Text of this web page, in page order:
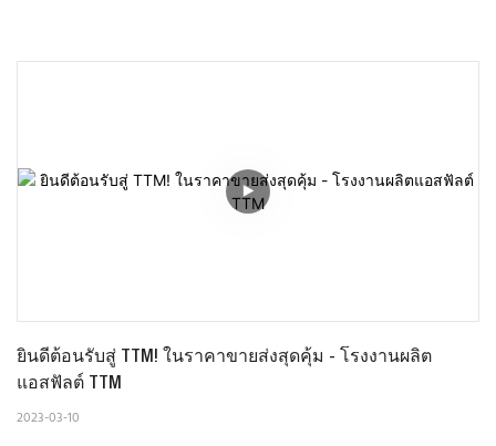
ยินดีต้อนรับสู่ TTM! ในราคาขายส่งสุดคุ้ม - โรงงานผลิต
แอสฟัลต์ TTM
2023-03-10